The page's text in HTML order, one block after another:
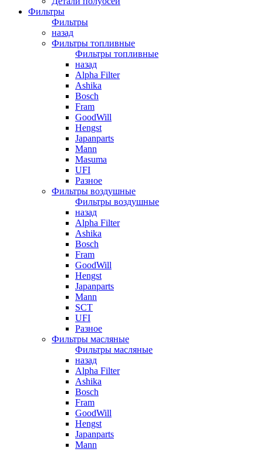
Фильтры
Фильтры
назад
Фильтры топливные
Фильтры топливные
назад
Alpha Filter
Ashika
Bosch
Fram
GoodWill
Hengst
Japanparts
Mann
Masuma
UFI
Разное
Фильтры воздушные
Фильтры воздушные
назад
Alpha Filter
Ashika
Bosch
Fram
GoodWill
Hengst
Japanparts
Mann
SCT
UFI
Разное
Фильтры масляные
Фильтры масляные
назад
Alpha Filter
Ashika
Bosch
Fram
GoodWill
Hengst
Japanparts
Mann